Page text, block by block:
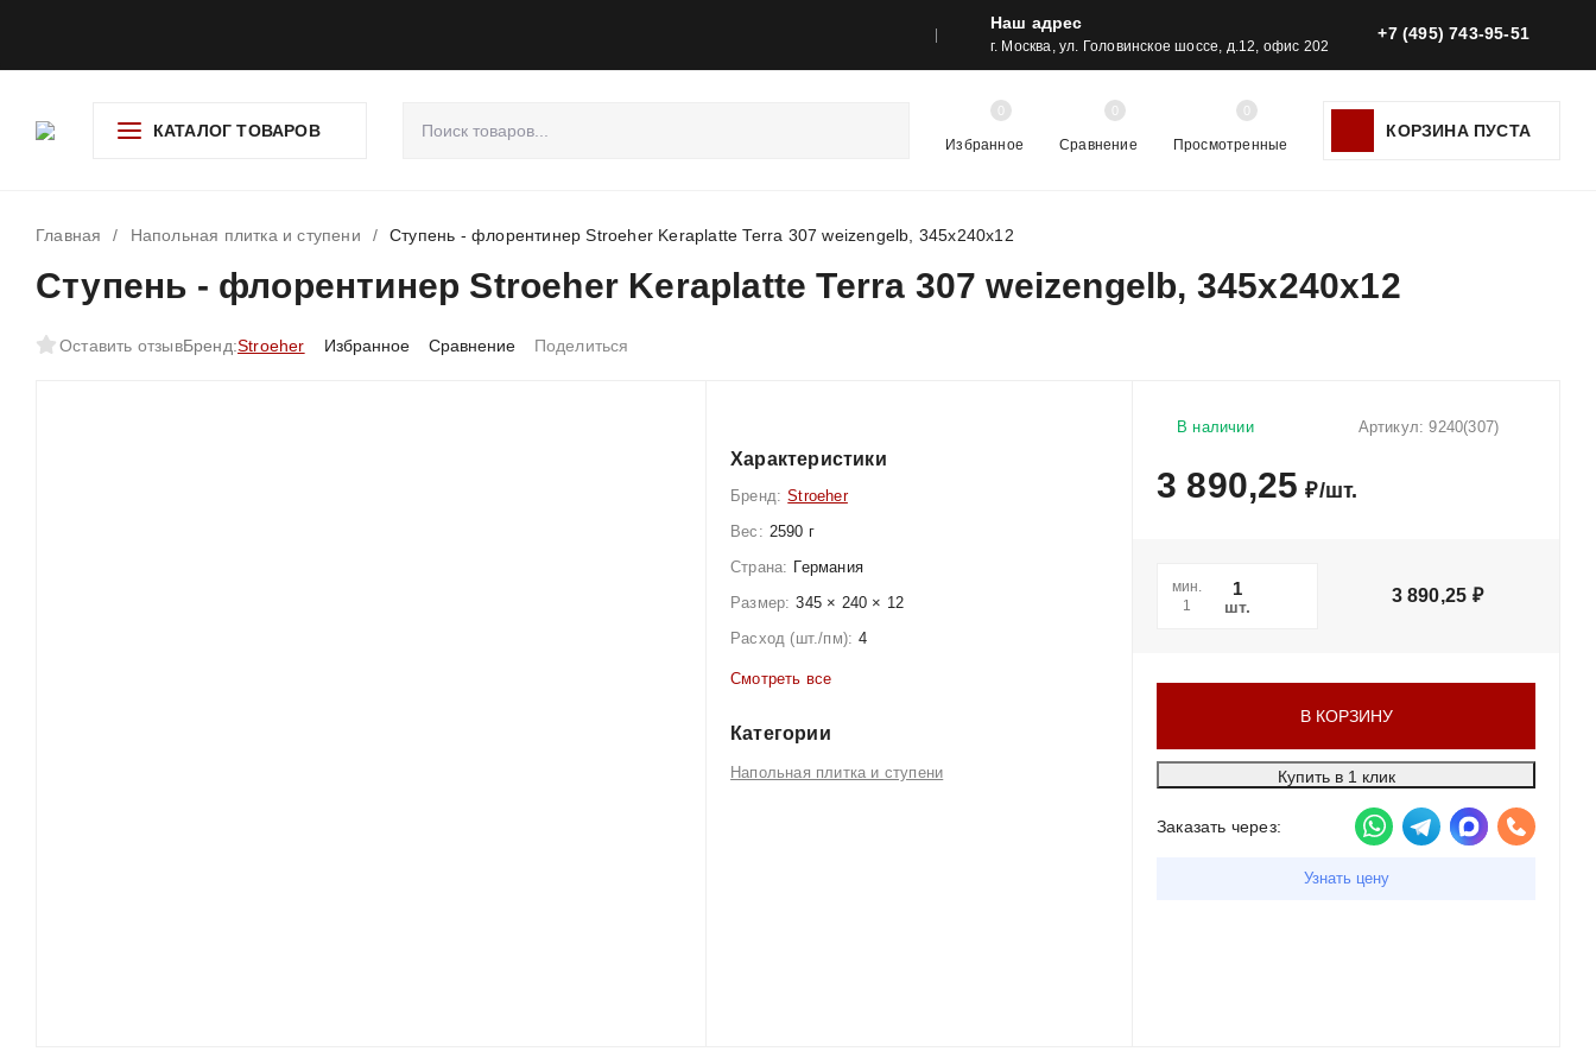
Наш адрес
г. Москва, ул. Головинское шоссе, д.12, офис 202
+7 (495) 743-95-51
КАТАЛОГ ТОВАРОВ
Избранное
0
Сравнение
0
Просмотренные
0
КОРЗИНА ПУСТА
Главная / Напольная плитка и ступени / Ступень - флорентинер Stroeher Keraplatte Terra 307 weizengelb, 345x240x12
Ступень - флорентинер Stroeher Keraplatte Terra 307 weizengelb, 345x240x12
Оставить отзывБренд:Stroeher Избранное Сравнение Поделиться
Характеристики
Бренд: Stroeher
Вес: 2590 г
Страна: Германия
Размер: 345 × 240 × 12
Расход (шт./пм): 4
Смотреть все
Категории
Напольная плитка и ступени
Артикул:9240(307)
В наличии
3 890,25 ₽/шт.
мин.
1
шт.
3 890,25 ₽
В КОРЗИНУ
Купить в 1 клик
Заказать через:
Узнать цену